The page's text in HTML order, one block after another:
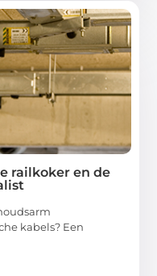
railkoker en de
kabels? Een